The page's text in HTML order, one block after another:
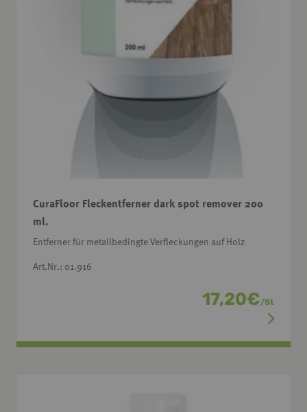
CuraFloor Fleckentferner dark spot remover 200
ml.
Entferner für metallbedingte Verfleckungen auf Holz
Art.Nr.: 01.916
17,20€/St